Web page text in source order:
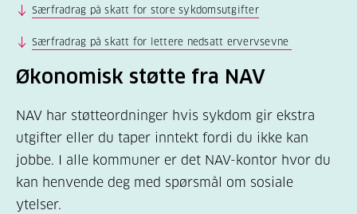
Særfradrag på skatt for store sykdomsutgifter
Særfradrag på skatt for lettere nedsatt ervervsevne
Økonomisk støtte fra NAV
NAV har støtteordninger hvis sykdom gir ekstra
utgifter eller du taper inntekt fordi du ikke kan
jobbe. I alle kommuner er det NAV-kontor hvor du
kan henvende deg med spørsmål om sosiale
ytelser.